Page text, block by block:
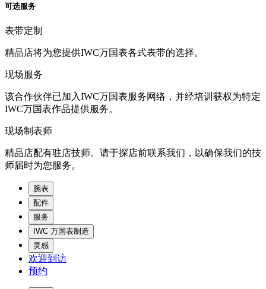
可选服务
表带定制
精品店将为您提供IWC万国表各式表带的选择。
现场服务
该合作伙伴已加入IWC万国表服务网络，并经培训获权为特定
IWC万国表作品提供服务。
现场制表师
精品店配有驻店技师。请于探店前联系我们，以确保我们的技
师届时为您服务。
腕表
配件
服务
IWC 万国表制造
灵感
欢迎到访
预约